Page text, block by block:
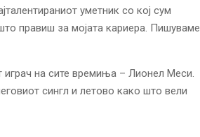
уметник со кој сум
правиш за мојата кариера. Пишуваме
играч на сите времиња – Лионел Меси.
сингл и летово како што вели